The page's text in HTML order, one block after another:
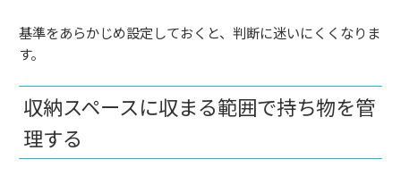
基準をあらかじめ設定しておくと、判断に迷いにくくなりま
す。
収納スペースに収まる範囲で持ち物を管
理する